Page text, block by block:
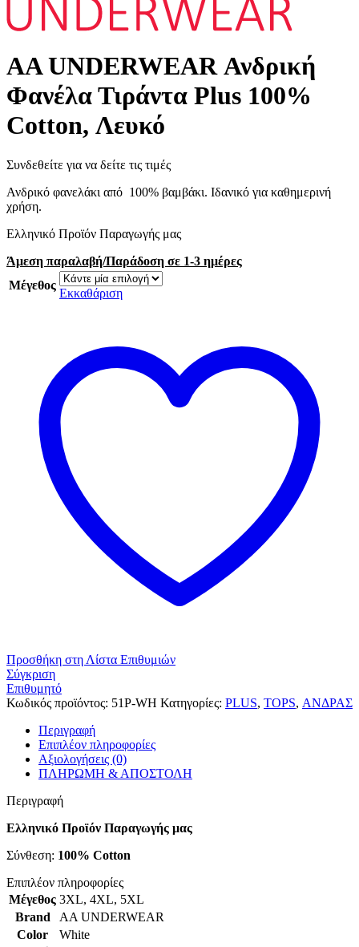
AA UNDERWEAR Ανδρική
Φανέλα Τιράντα Plus 100%
Cotton, Λευκό
Συνδεθείτε για να δείτε τις τιμές
Ανδρικό φανελάκι από 100% βαμβάκι. Ιδανικό για καθημερινή
χρήση.
Ελληνικό Προϊόν Παραγωγής μας
Άμεση παραλαβή/Παράδοση σε 1-3 ημέρες
Μέγεθος
Εκκαθάριση
Προσθήκη στη Λίστα Επιθυμιών
Σύγκριση
Επιθυμητό
Κωδικός προϊόντος: 51P-WH Κατηγορίες: PLUS, TOPS, ΑΝΔΡΑΣ
Περιγραφή
Επιπλέον πληροφορίες
Αξιολογήσεις (0)
ΠΛΗΡΩΜΗ & ΑΠΟΣΤΟΛΗ
Περιγραφή
Ελληνικό Προϊόν Παραγωγής μας
Σύνθεση: 100% Cotton
Επιπλέον πληροφορίες
Μέγεθος 3XL, 4XL, 5XL
Brand
AA UNDERWEAR
Color
White